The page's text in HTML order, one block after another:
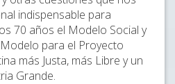
indispensable para
70 años el Modelo Social y
para el Proyecto
más Justa, más Libre y un
Grande.